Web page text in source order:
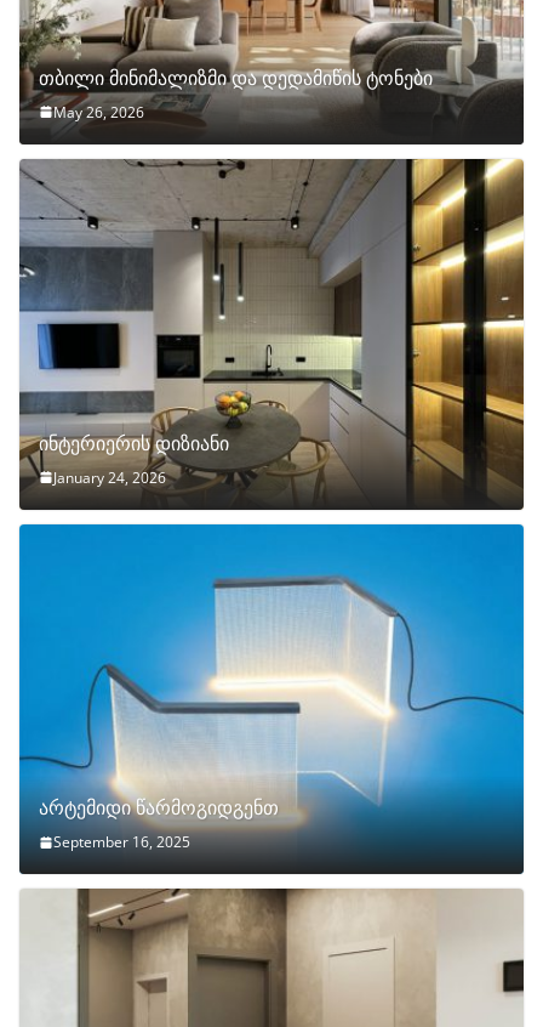
თბილი მინიმალიზმი და დედამიწის ტონები
May 26, 2026
ინტერიერის დიზიანი
January 24, 2026
არტემიდი წარმოგიდგენთ
September 16, 2025